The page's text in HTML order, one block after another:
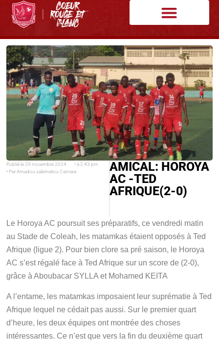
Publié le 29 novembre 2024 • à 2:43 pm
• ParAmadou salematou Camara
AMICAL: HOROYA
AC -TED
AFRIQUE(2-0)
Le Horoya AC poursuit ses préparatifs, ce vendredi matin
au Stade de Coleah, les matamkas étaient opposés à Ted
Afrique (ligue 2). Pour bien clore sa pré saison, le Horoya
AC s’est régalé face à Ted Afrique sur un score de (2-0),
grâce à Aboubacar SYLLA et Mohamed KEITA
A l’entame, les matamkas imposaient leur suprématie à Ted
Afrique lequel ne cédait pas aussi. Sur le premier quart
d’heure, les deux équipes ont montrée des choses
intéressantes. Ce n’est que vers la fin du deuxième quart